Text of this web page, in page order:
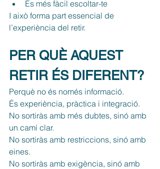
És més fàcil escoltar-te
I això forma part essencial de
l’experiència del retir.
PER QUÈ AQUEST
RETIR ÉS DIFERENT?
Perquè no és només informació.
És experiència, pràctica i integració.
No sortiràs amb més dubtes, sinó amb
un camí clar.
No sortiràs amb restriccions, sinó amb
eines.
No sortiràs amb exigència, sinó amb